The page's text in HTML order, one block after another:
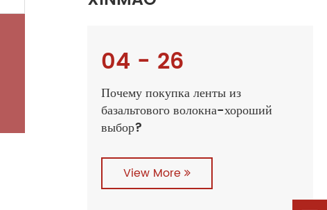
04 - 26
Почему покупка ленты из
базальтового волокна-хороший
выбор?
View More